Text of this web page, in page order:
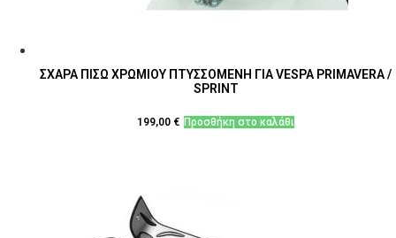
στη
προϊόντος
ΣΧΑΡΑ ΠΙΣΩ ΧΡΩΜΙΟΥ ΠΤΥΣΣΟΜΕΝΗ ΓΙΑ VESPA PRIMAVERA /
SPRINT
199,00 € Προσθήκη στο καλάθι